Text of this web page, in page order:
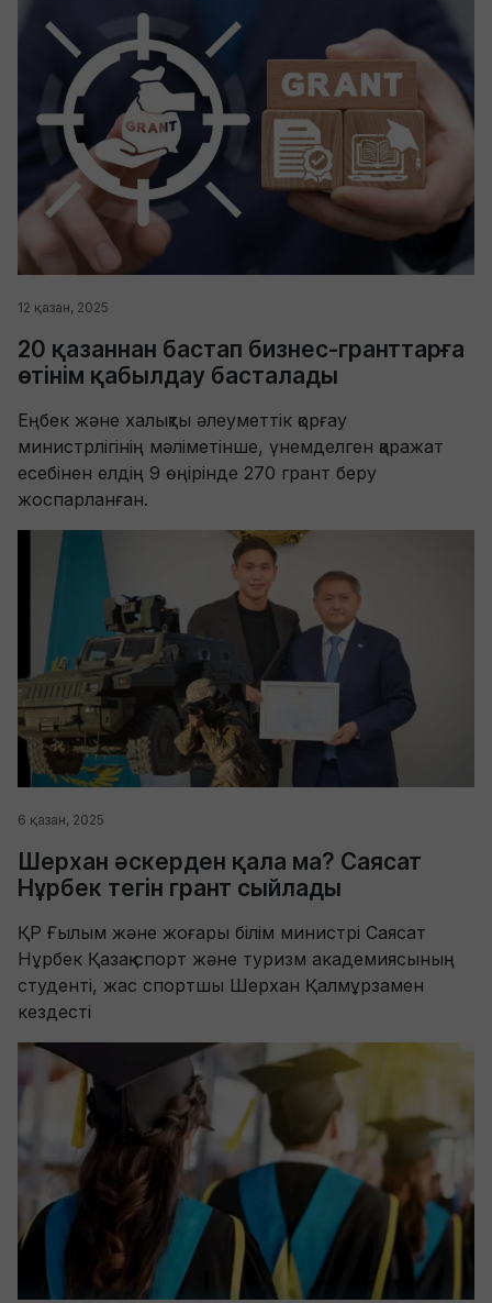
12 қазан, 2025
20 қазаннан бастап бизнес-гранттарға
өтінім қабылдау басталады
Еңбек және халықты әлеуметтік қорғау
министрлігінің мәліметінше, үнемделген қаражат
есебінен елдің 9 өңірінде 270 грант беру
жоспарланған.
6 қазан, 2025
Шерхан әскерден қала ма? Саясат
Нұрбек тегін грант сыйлады
ҚР Ғылым және жоғары білім министрі Саясат
Нұрбек Қазақ спорт және туризм академиясының
студенті, жас спортшы Шерхан Қалмұрзамен
кездесті